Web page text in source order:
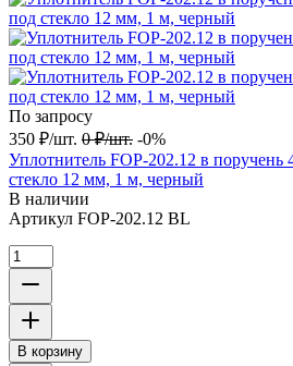
По запросу
350 ₽/шт. 0 ₽/шт. -0%
Уплотнитель FOP-202.12 в поручень
стекло 12 мм, 1 м, черный
В наличии
Артикул FOP-202.12 BL
В корзину